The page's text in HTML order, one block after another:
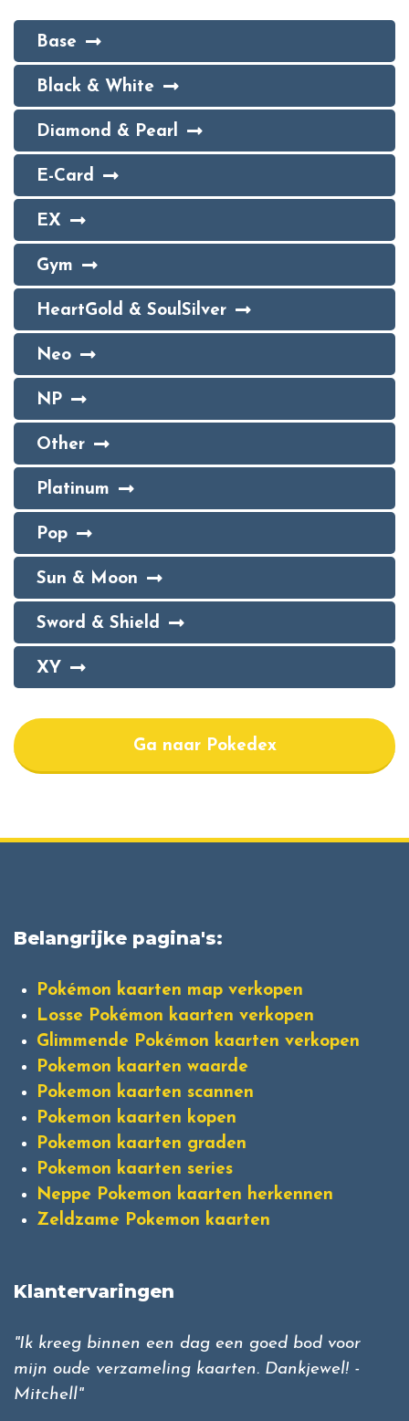
Base
Black & White
Diamond & Pearl
E-Card
EX
Gym
HeartGold & SoulSilver
Neo
NP
Other
Platinum
Pop
Sun & Moon
Sword & Shield
XY
Ga naar Pokedex
Belangrijke pagina's:
Pokémon kaarten map verkopen
Losse Pokémon kaarten verkopen
Glimmende Pokémon kaarten verkopen
Pokemon kaarten waarde
Pokemon kaarten scannen
Pokemon kaarten kopen
Pokemon kaarten graden
Pokemon kaarten series
Neppe Pokemon kaarten herkennen
Zeldzame Pokemon kaarten
Klantervaringen
"Ik kreeg binnen een dag een goed bod voor
mijn oude verzameling kaarten. Dankjewel! -
Mitchell"